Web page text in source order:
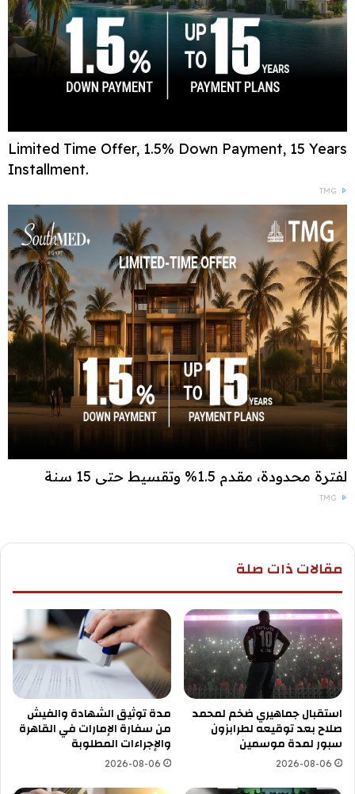
Limited Time Offer, 1.5% Down Payment, 15 Years
Installment.
TMG
لفترة محدودة، مقدم 1.5% وتقسيط حتى 15 سنة
TMG
مقالات ذات صلة
استقبال جماهيري ضخم لمحمد
صلاح بعد توقيعه لطرابزون
سبور لمدة موسمين
2026-08-06
مدة توثيق الشهادة والفيش
من سفارة الإمارات في القاهرة
والإجراءات المطلوبة
2026-08-06